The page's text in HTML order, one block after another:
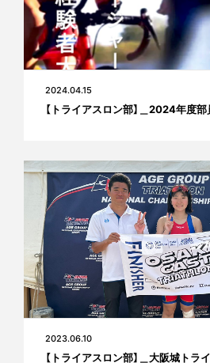
2024.04.15
【トライアスロン部】＿2024年度
2023.06.10
【トライアスロン部】＿大阪城トラ